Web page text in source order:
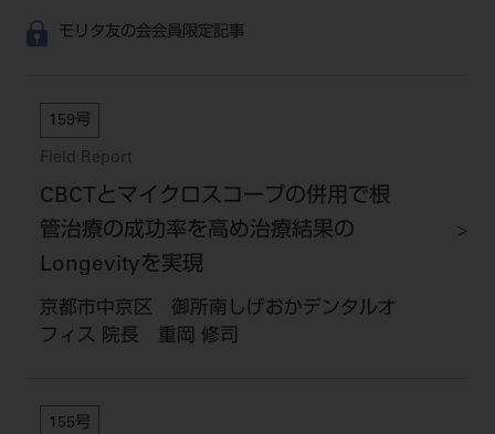
モリタ友の会会員限定記事
159号
Field Report
CBCTとマイクロスコープの併用で根
管治療の成功率を高め治療結果の
Longevityを実現
京都市中京区 御所南しげおかデンタルオ
フィス 院長 重岡 修司
155号